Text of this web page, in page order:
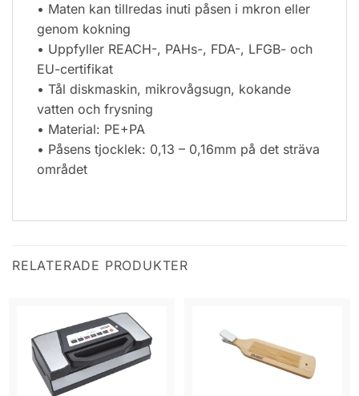
• Maten kan tillredas inuti påsen i mkron eller
genom kokning
• Uppfyller REACH-, PAHs-, FDA-, LFGB- och
EU-certifikat
• Tål diskmaskin, mikrovågsugn, kokande
vatten och frysning
• Material: PE+PA
• Påsens tjocklek: 0,13 – 0,16mm på det sträva
området
RELATERADE PRODUKTER